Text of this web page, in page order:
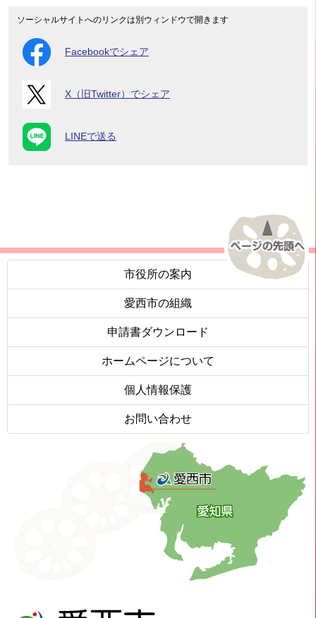
ソーシャルサイトへのリンクは別ウィンドウで開きます
Facebookでシェア
X（旧Twitter）でシェア
LINEで送る
市役所の案内
愛西市の組織
申請書ダウンロード
ホームページについて
個人情報保護
お問い合わせ